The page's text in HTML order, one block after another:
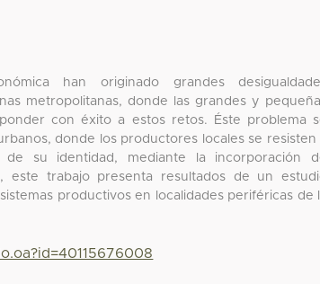
han originado grandes
metropolitanas, donde las grandes y
con éxito a estos retos. Éste problema
donde los productores locales se resisten
de su identidad, mediante la incorporación
este trabajo presenta resultados de un
productivos en localidades periféricas de